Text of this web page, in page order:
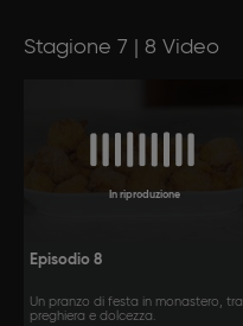
Stagione 7 | 8 Video
In riproduzione
Episodio 8
Un pranzo di festa in monastero, tra
preghiera e dolcezza.